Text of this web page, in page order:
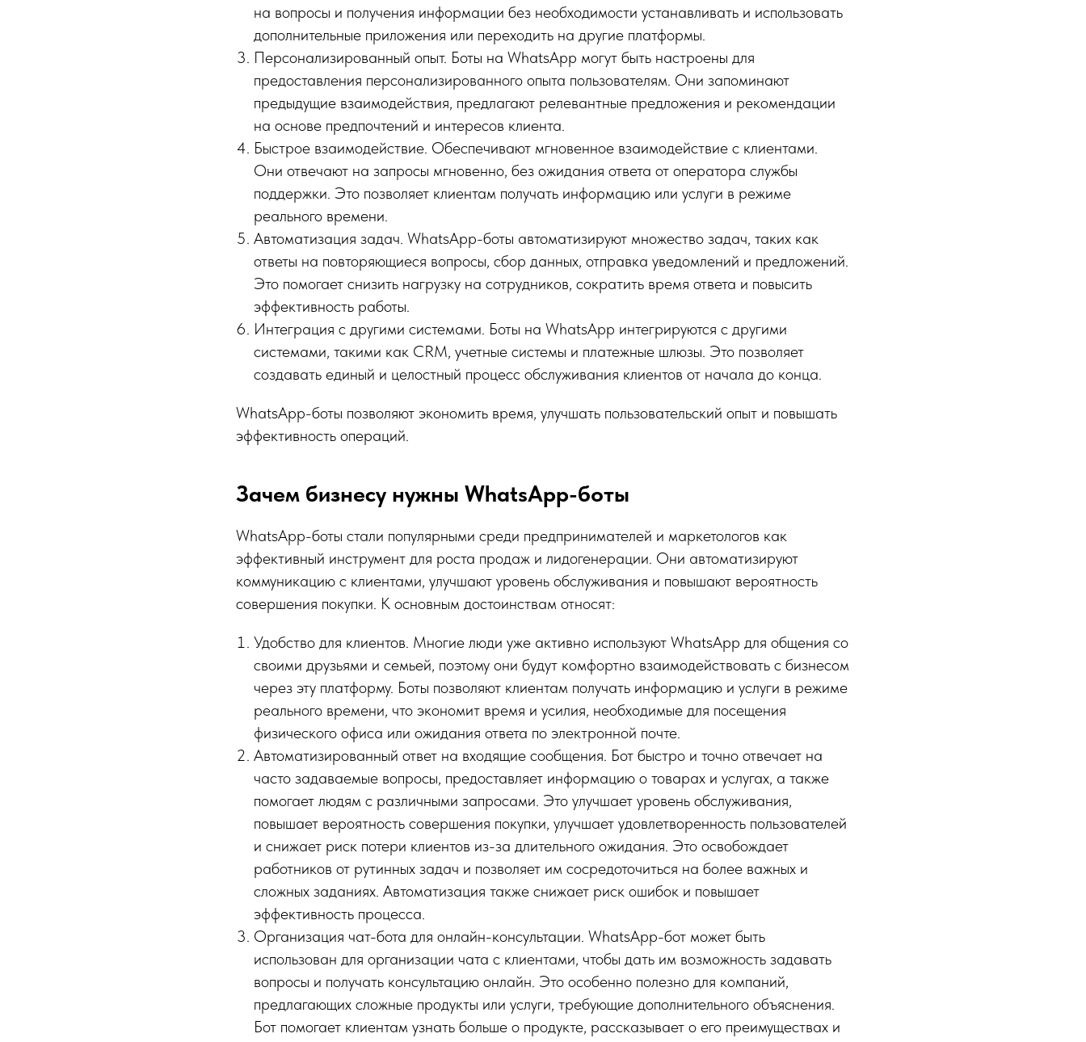
на вопросы и получения информации без необходимости устанавливать и использовать
дополнительные приложения или переходить на другие платформы.
Персонализированный опыт. Боты на WhatsApp могут быть настроены для
предоставления персонализированного опыта пользователям. Они запоминают
предыдущие взаимодействия, предлагают релевантные предложения и рекомендации
на основе предпочтений и интересов клиента.
Быстрое взаимодействие. Обеспечивают мгновенное взаимодействие с клиентами.
Они отвечают на запросы мгновенно, без ожидания ответа от оператора службы
поддержки. Это позволяет клиентам получать информацию или услуги в режиме
реального времени.
Автоматизация задач. WhatsApp-боты автоматизируют множество задач, таких как
ответы на повторяющиеся вопросы, сбор данных, отправка уведомлений и предложений.
Это помогает снизить нагрузку на сотрудников, сократить время ответа и повысить
эффективность работы.
Интеграция с другими системами. Боты на WhatsApp интегрируются с другими
системами, такими как CRM, учетные системы и платежные шлюзы. Это позволяет
создавать единый и целостный процесс обслуживания клиентов от начала до конца.
WhatsApp-боты позволяют экономить время, улучшать пользовательский опыт и повышать
эффективность операций.
Зачем бизнесу нужны WhatsApp-боты
WhatsApp-боты стали популярными среди предпринимателей и маркетологов как
эффективный инструмент для роста продаж и лидогенерации. Они автоматизируют
коммуникацию с клиентами, улучшают уровень обслуживания и повышают вероятность
совершения покупки. К основным достоинствам относят:
Удобство для клиентов. Многие люди уже активно используют WhatsApp для общения со
своими друзьями и семьей, поэтому они будут комфортно взаимодействовать с бизнесом
через эту платформу. Боты позволяют клиентам получать информацию и услуги в режиме
реального времени, что экономит время и усилия, необходимые для посещения
физического офиса или ожидания ответа по электронной почте.
Автоматизированный ответ на входящие сообщения. Бот быстро и точно отвечает на
часто задаваемые вопросы, предоставляет информацию о товарах и услугах, а также
помогает людям с различными запросами. Это улучшает уровень обслуживания,
повышает вероятность совершения покупки, улучшает удовлетворенность пользователей
и снижает риск потери клиентов из-за длительного ожидания. Это освобождает
работников от рутинных задач и позволяет им сосредоточиться на более важных и
сложных заданиях. Автоматизация также снижает риск ошибок и повышает
эффективность процесса.
Организация чат-бота для онлайн-консультации. WhatsApp-бот может быть
использован для организации чата с клиентами, чтобы дать им возможность задавать
вопросы и получать консультацию онлайн. Это особенно полезно для компаний,
предлагающих сложные продукты или услуги, требующие дополнительного объяснения.
Бот помогает клиентам узнать больше о продукте, рассказывает о его преимуществах и